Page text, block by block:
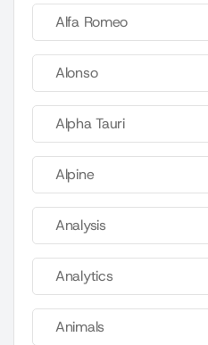
Alfa Romeo
Alonso
Alpha Tauri
Alpine
Analysis
Analytics
Animals